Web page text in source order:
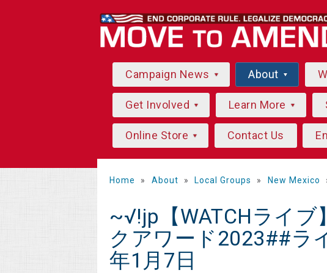
Campaign News About
Get Involved Learn More
Online Store Contact Us
Home » About » Local Groups » New Mexico
~√!jp【WATCHライ
クアワード2023##ラ
年1月7日